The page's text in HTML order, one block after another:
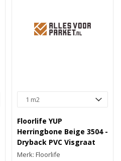
Floorlife YUP
Herringbone Beige 3504 -
Dryback PVC Visgraat
Merk: Floorlife